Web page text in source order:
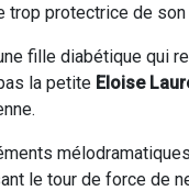
trop protectrice de
fille diabétique qui
la petite Eloise
le tour de force de